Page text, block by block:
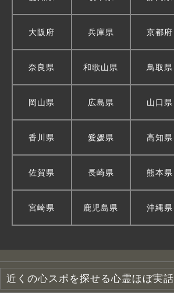
大阪府 兵庫県 京都府
奈良県 和歌山県 鳥取県
岡山県 広島県 山口県
香川県 愛媛県 高知県
佐賀県 長崎県 熊本県
宮崎県 鹿児島県 沖縄県
近くの心スポを探せる心霊ほぼ実話